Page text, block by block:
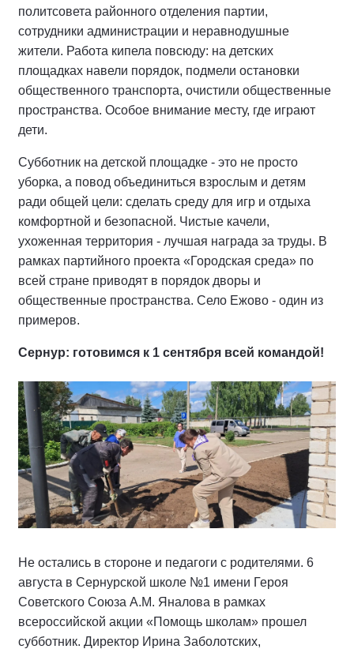
политсовета районного отделения партии,
сотрудники администрации и неравнодушные
жители. Работа кипела повсюду: на детских
площадках навели порядок, подмели остановки
общественного транспорта, очистили общественные
пространства. Особое внимание месту, где играют
дети.
Субботник на детской площадке - это не просто
уборка, а повод объединиться взрослым и детям
ради общей цели: сделать среду для игр и отдыха
комфортной и безопасной. Чистые качели,
ухоженная территория - лучшая награда за труды. В
рамках партийного проекта «Городская среда» по
всей стране приводят в порядок дворы и
общественные пространства. Село Ежово - один из
примеров.
Сернур: готовимся к 1 сентября всей командой!
Не остались в стороне и педагоги с родителями. 6
августа в Сернурской школе №1 имени Героя
Советского Союза А.М. Яналова в рамках
всероссийской акции «Помощь школам» прошел
субботник. Директор Ирина Заболотских,